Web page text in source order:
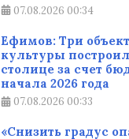
07.08.2026 00:34
Ефимов: Три
культуры
столице за счет
начала 2026 года
07.08.2026 00:33
«Снизить градус